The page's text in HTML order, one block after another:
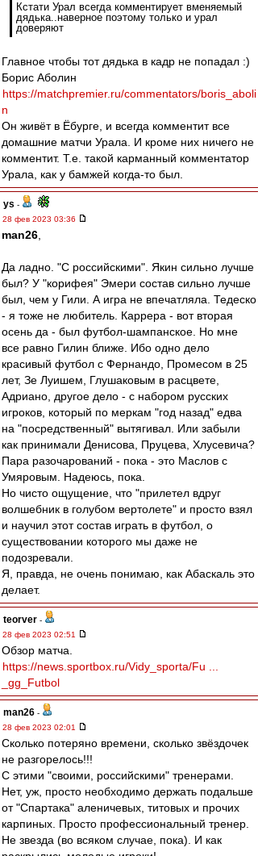
Кстати Урал всегда комментирует вменяемый
дядька..наверное поэтому только и урал
доверяют
Главное чтобы тот дядька в кадр не попадал :)
Борис Аболин
https://matchpremier.ru/commentators/boris_aboli
n
Он живёт в Ёбурге, и всегда комментит все
домашние матчи Урала. И кроме них ничего не
комментит. Т.е. такой карманный комментатор
Урала, как у бамжей когда-то был.
ys -
28 фев 2023 03:36
man26
Да ладно. "С российскими". Якин сильно лучше
был? У "корифея" Эмери состав сильно лучше
был, чем у Гили. А игра не впечатляла. Тедеско
- я тоже не любитель. Каррера - вот вторая
осень да - был футбол-шампанское. Но мне
все равно Гилин ближе. Ибо одно дело
красивый футбол с Фернандо, Промесом в 25
лет, Зе Луишем, Глушаковым в расцвете,
Адриано, другое дело - с набором русских
игроков, который по меркам "год назад" едва
на "посредственный" вытягивал. Или забыли
как принимали Денисова, Пруцева, Хлусевича?
Пара разочарований - пока - это Маслов с
Умяровым. Надеюсь, пока.
Но чисто ощущение, что "прилетел вдруг
волшебник в голубом вертолете" и просто взял
и научил этот состав играть в футбол, о
существовании которого мы даже не
подозревали.
Я, правда, не очень понимаю, как Абаскаль это
делает.
teorver -
28 фев 2023 02:51
Обзор матча.
https://news.sportbox.ru/Vidy_sporta/Fu ...
_gg_Futbol
man26 -
28 фев 2023 02:01
Сколько потеряно времени, сколько звёздочек
не разгорелось!!!
С этими "своими, российскими" тренерами.
Нет, уж, просто необходимо держать подальше
от "Спартака" аленичевых, титовых и прочих
карпиных. Просто профессиональный тренер.
Не звезда (во всяком случае, пока). И как